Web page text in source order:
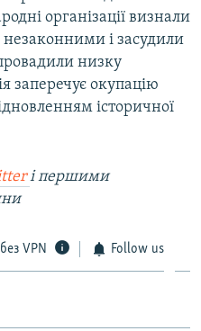
організації визнали
і засудили
низку
заперечує окупацію
історичної
і першими
VPN Follow us